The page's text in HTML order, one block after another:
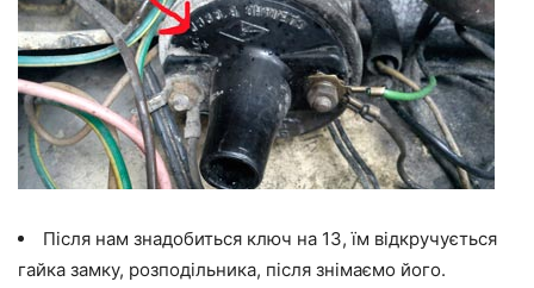
Після нам знадобиться ключ на 13, їм відкручується
гайка замку, розподільника, після знімаємо його.